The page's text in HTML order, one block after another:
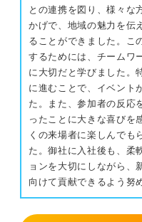
との連携を図り、様々な
かげで、地域の魅力を伝
ることができました。こ
するためには、チームワ
に大切だと学びました。
に進むことで、イベント
た。また、参加者の反応
ったことに大きな喜びを
くの来場者に楽しんでも
た。御社に入社後も、柔
ョンを大切にしながら、
向けて貢献できるよう努